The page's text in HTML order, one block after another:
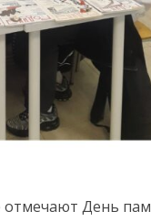
отмечают День